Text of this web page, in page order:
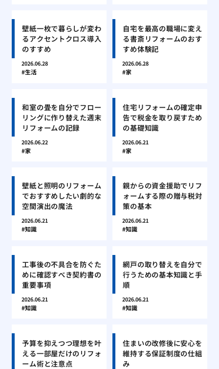
壁紙一枚で暮らしが変わ
るアクセントクロス導入
のすすめ
2026.06.28
生活
自宅を最高の職場に変え
る書斎リフォームのおす
すめ体験記
2026.06.28
家
和室の畳を自分でフロー
リングに作り替えた週末
リフォームの記録
2026.06.22
家
住宅リフォームの確定申
告で税金を取り戻すため
の基礎知識
2026.06.21
家
壁紙と照明のリフォーム
でおすすめしたい劇的な
空間演出の魔法
2026.06.21
知識
親からの資金援助でリフ
ォームする際の贈与税対
策の基本
2026.06.21
知識
工事後の不具合を防ぐた
めに確認すべき契約書の
重要事項
2026.06.21
知識
網戸の取り替えを自分で
行うための基本知識と手
順
2026.06.21
知識
予算を抑えつつ理想を叶
える一部屋だけのリフォ
ーム術と注意点
住まいの改修後に安心を
維持する保証制度の仕組
み